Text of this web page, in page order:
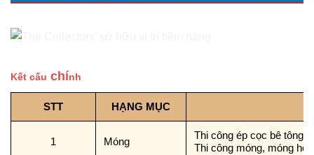
Kết cấu chính
STT HẠNG MỤC
1 Móng
Thi công ép cọc bê tông
Thi công móng, móng hố